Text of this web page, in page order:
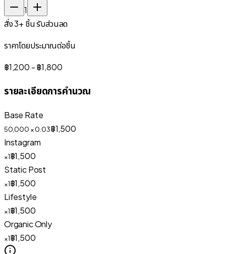
1
สั่ง 3+ ชิ้น รับส่วนลด
ราคาโดยประมาณต่อชิ้น
฿1,200 -฿1,800
รายละเอียดการคำนวณ
Base Rate
50,000 × 0.03฿1,500
Instagram
×1฿1,500
Static Post
×1฿1,500
Lifestyle
×1฿1,500
Organic Only
×1฿1,500